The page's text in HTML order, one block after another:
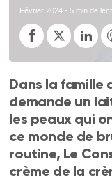
Février 2024 - 5 min de
Dans la famille
demande un
les peaux qui
ce monde de
routine, Le
crème de la